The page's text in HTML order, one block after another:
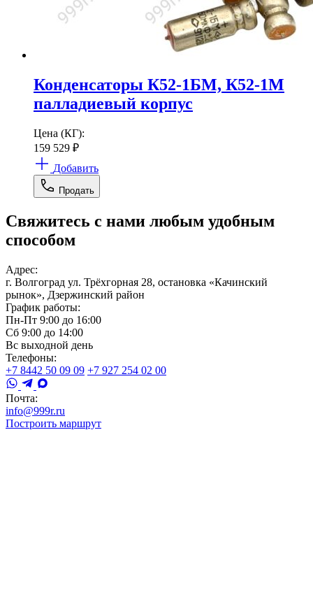
Конденсаторы К52-1БМ, К52-1М
палладиевый корпус
Цена (КГ):
159 529 ₽
Добавить
Продать
Свяжитесь с нами любым удобным
способом
Адрес:
г. Волгоград ул. Трёхгорная 28, остановка «Качинский
рынок», Дзержинский район
График работы:
Пн-Пт 9:00 до 16:00
Сб 9:00 до 14:00
Вс выходной день
Телефоны:
+7 8442 50 09 09 +7 927 254 02 00
Почта:
info@999r.ru
Построить маршрут